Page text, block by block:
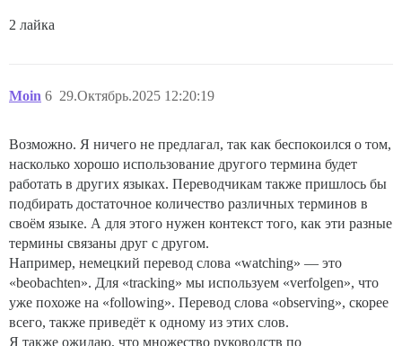
2 лайка
Moin 29.Октябрь.2025 12:20:19
6
Возможно. Я ничего не предлагал, так как беспокоился о том,
насколько хорошо использование другого термина будет
работать в других языках. Переводчикам также пришлось бы
подбирать достаточное количество различных терминов в
своём языке. А для этого нужен контекст того, как эти разные
термины связаны друг с другом.
Например, немецкий перевод слова «watching» — это
«beobachten». Для «tracking» мы используем «verfolgen», что
уже похоже на «following». Перевод слова «observing», скорее
всего, также приведёт к одному из этих слов.
Я также ожидаю, что множество руководств по